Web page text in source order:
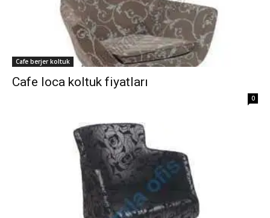
Cafe berjer koltuk
Cafe loca koltuk fiyatları
0